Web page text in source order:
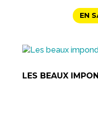
EN
LES BEAUX